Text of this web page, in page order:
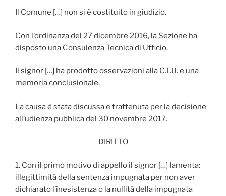
Il Comune […] non si è costituito in giudizio.
Con l’ordinanza del 27 dicembre 2016, la Sezione ha
disposto una Consulenza Tecnica di Ufficio.
Il signor […] ha prodotto osservazioni alla C.T.U. e una
memoria conclusionale.
La causa è stata discussa e trattenuta per la decisione
all’udienza pubblica del 30 novembre 2017.
DIRITTO
1. Con il primo motivo di appello il signor […] lamenta:
illegittimità della sentenza impugnata per non aver
dichiarato l’inesistenza o la nullità della impugnata